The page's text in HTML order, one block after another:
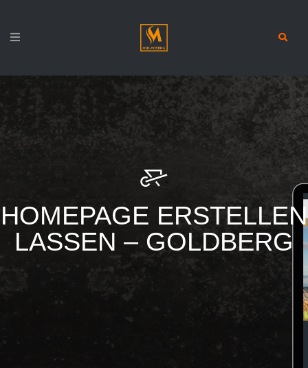
HOMEPAGE ERSTELLEN
LASSEN – GOLDBERG